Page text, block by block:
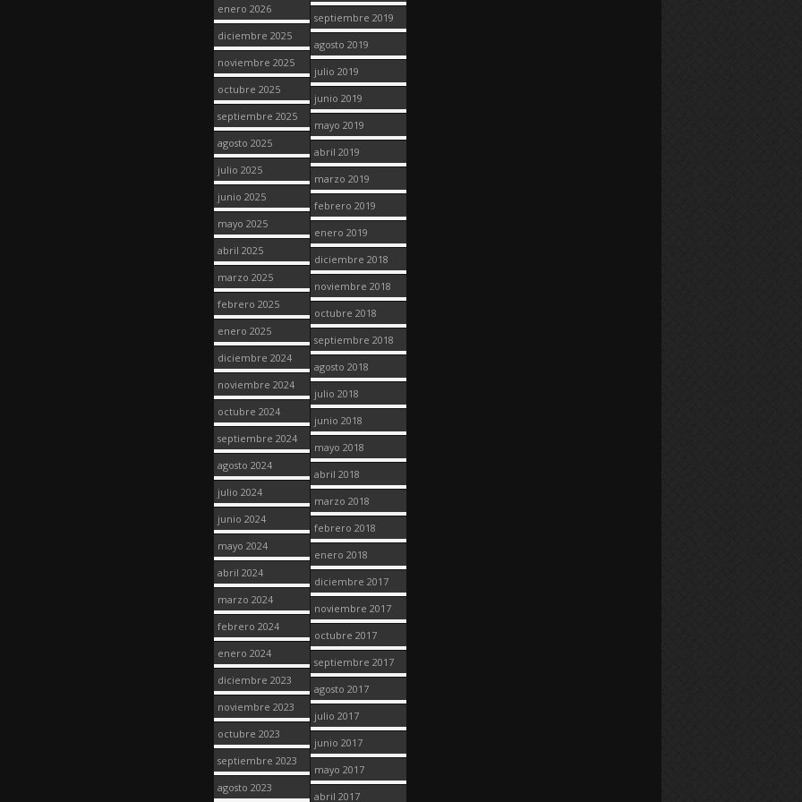
enero 2026
diciembre 2025
noviembre 2025
octubre 2025
septiembre 2025
agosto 2025
julio 2025
junio 2025
mayo 2025
abril 2025
marzo 2025
febrero 2025
enero 2025
diciembre 2024
noviembre 2024
octubre 2024
septiembre 2024
agosto 2024
julio 2024
junio 2024
mayo 2024
abril 2024
marzo 2024
febrero 2024
enero 2024
diciembre 2023
noviembre 2023
octubre 2023
septiembre 2023
agosto 2023
septiembre 2019
agosto 2019
julio 2019
junio 2019
mayo 2019
abril 2019
marzo 2019
febrero 2019
enero 2019
diciembre 2018
noviembre 2018
octubre 2018
septiembre 2018
agosto 2018
julio 2018
junio 2018
mayo 2018
abril 2018
marzo 2018
febrero 2018
enero 2018
diciembre 2017
noviembre 2017
octubre 2017
septiembre 2017
agosto 2017
julio 2017
junio 2017
mayo 2017
abril 2017